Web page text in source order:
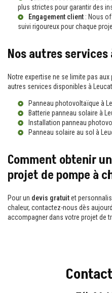
plus strictes pour garantir des
Engagement client : Nous
suivi rigoureux pour chaque
Nos autres services
Notre expertise ne se limite pas
autres services disponibles à
Panneau photovoltaïque à
Batterie panneau solaire à
Installation panneau
Panneau solaire au sol à
Comment obtenir
projet de pompe à
Pour un devis gratuitet
chaleur, contactez-nous dès
accompagner dans votre projet de